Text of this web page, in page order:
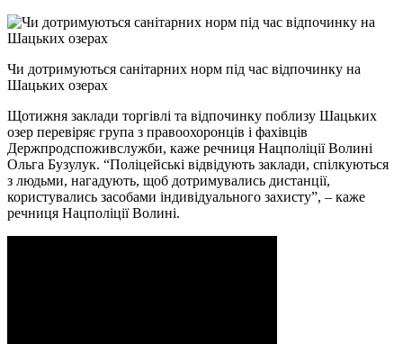
Чи дотримуються санітарних норм під час відпочинку на
Шацьких озерах
Щотижня заклади торгівлі та відпочинку поблизу Шацьких
озер перевіряє група з правоохоронців і фахівців
Держпродспоживслужби, каже речниця Нацполіції Волині
Ольга Бузулук. “Поліцейські відвідують заклади, спілкуються
з людьми, нагадують, щоб дотримувались дистанції,
користувались засобами індивідуального захисту”, – каже
речниця Нацполіції Волині.